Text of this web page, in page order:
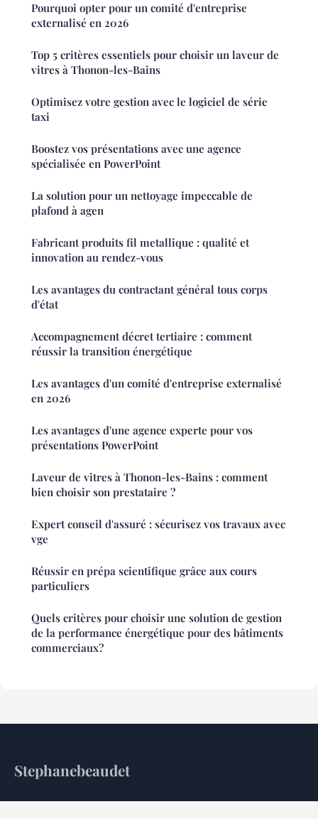
Pourquoi opter pour un comité d'entreprise
externalisé en 2026
Top 5 critères essentiels pour choisir un laveur de
vitres à Thonon-les-Bains
Optimisez votre gestion avec le logiciel de série
taxi
Boostez vos présentations avec une agence
spécialisée en PowerPoint
La solution pour un nettoyage impeccable de
plafond à agen
Fabricant produits fil metallique : qualité et
innovation au rendez-vous
Les avantages du contractant général tous corps
d'état
Accompagnement décret tertiaire : comment
réussir la transition énergétique
Les avantages d'un comité d'entreprise externalisé
en 2026
Les avantages d'une agence experte pour vos
présentations PowerPoint
Laveur de vitres à Thonon-les-Bains : comment
bien choisir son prestataire ?
Expert conseil d'assuré : sécurisez vos travaux avec
vge
Réussir en prépa scientifique grâce aux cours
particuliers
Quels critères pour choisir une solution de gestion
de la performance énergétique pour des bâtiments
commerciaux?
Stephanebeaudet